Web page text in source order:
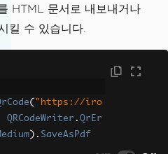
HTML 문서로 내보내거나
킬 수 있습니다.
( "https://iro
QRCodeWriter . QrEr
). SaveAsPdf